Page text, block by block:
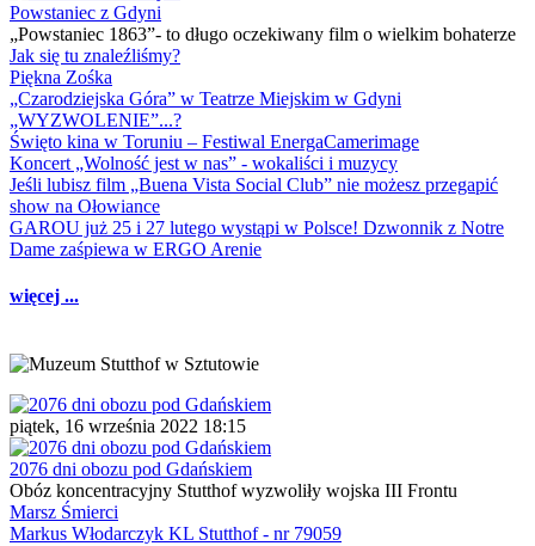
Powstaniec z Gdyni
„Powstaniec 1863”- to długo oczekiwany film o wielkim bohaterze
Jak się tu znaleźliśmy?
Piękna Zośka
„Czarodziejska Góra” w Teatrze Miejskim w Gdyni
„WYZWOLENIE”...?
Święto kina w Toruniu – Festiwal EnergaCamerimage
Koncert „Wolność jest w nas” - wokaliści i muzycy
Jeśli lubisz film „Buena Vista Social Club” nie możesz przegapić
show na Ołowiance
GAROU już 25 i 27 lutego wystąpi w Polsce! Dzwonnik z Notre
Dame zaśpiewa w ERGO Arenie
więcej ...
piątek, 16 września 2022 18:15
2076 dni obozu pod Gdańskiem
Obóz koncentracyjny Stutthof wyzwoliły wojska III Frontu
Marsz Śmierci
Markus Włodarczyk KL Stutthof - nr 79059